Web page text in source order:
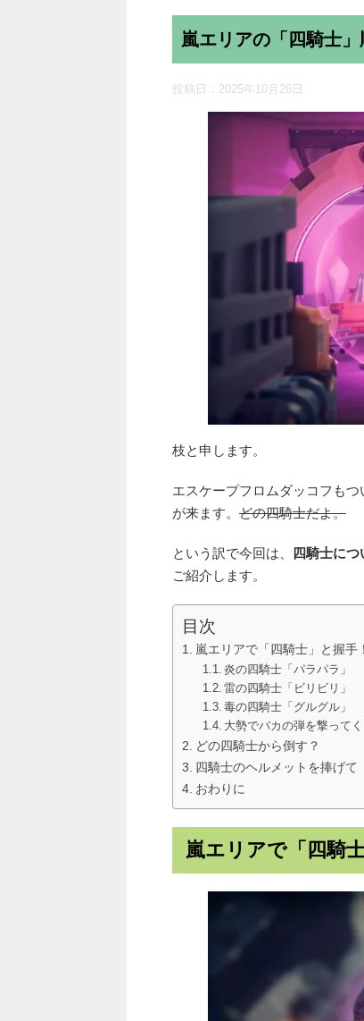
嵐エリアの「四騎士
投稿日： 2025年10月26日
枝と申します。
エスケープフロムダッコフも
が来ます。 どの四騎士だよ。
という訳で今回は、
四騎士に
ご紹介します。
目次
嵐エリアで「四騎士」と握手！
炎の四騎士「パラパラ」
雷の四騎士「ビリビリ」
毒の四騎士「グルグル」
大勢でバカの弾を撃って
どの四騎士から倒す？
四騎士のヘルメットを捧げて
おわりに
嵐エリアで「四騎